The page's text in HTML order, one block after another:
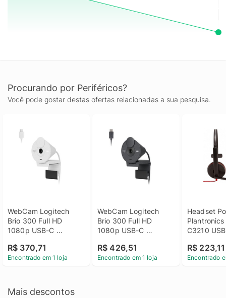
Procurando por Periféricos?
Você pode gostar destas ofertas relacionadas a sua pesquisa.
WebCam Logitech
Brio 300 Full HD
1080p USB-C
Branco
R$ 370,71
Encontrado em 1 loja
WebCam Logitech
Brio 300 Full HD
1080p USB-C
Grafite
R$ 426,51
Encontrado em 1 loja
Headset
C3210
R$ 223,11
Encontrado
Mais descontos